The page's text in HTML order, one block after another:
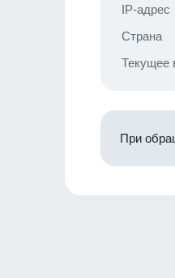
IP-адрес
Страна
Текущее
При